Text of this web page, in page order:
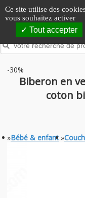
Panneau de gestion des
Ce site utilise des
vous souhaitez activer
Tout accepter
-30%
Biberon en
coton
»Bébé & enfant »